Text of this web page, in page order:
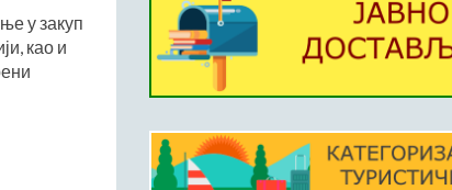
у закуп
као и